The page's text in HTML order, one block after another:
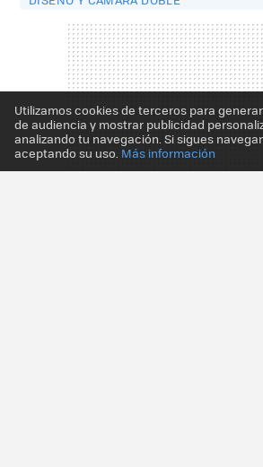
Utilizamos cookies de terceros para
de audiencia y mostrar publicidad
analizando tu navegación. Si sigues
aceptando su uso. Más información